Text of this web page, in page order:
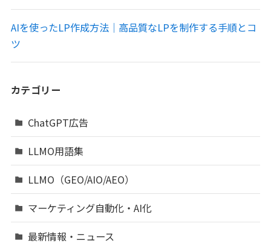
AIを使ったLP作成方法｜高品質なLPを制作する手順とコ
ツ
カテゴリー
ChatGPT広告
LLMO用語集
LLMO（GEO/AIO/AEO）
マーケティング自動化・AI化
最新情報・ニュース